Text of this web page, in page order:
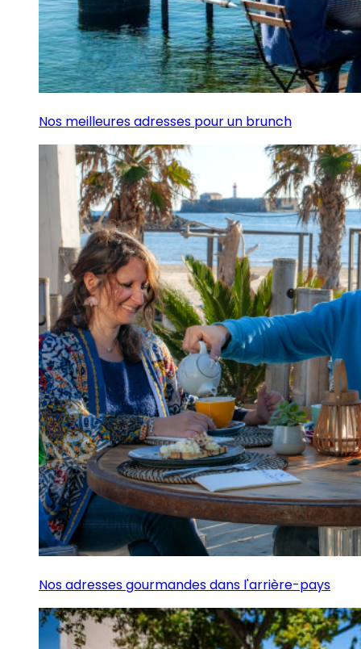
Nos meilleures adresses pour un brunch
Nos adresses gourmandes dans l'arrière-pays